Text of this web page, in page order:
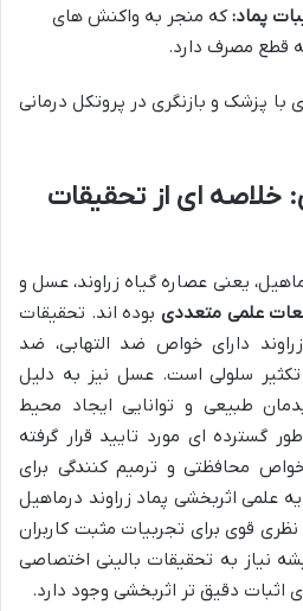
پماد: که منجر به واکنش های
قطع مصرف دارد.
با پزشک و بازنگری در پروتکل درمانی
خلاصه ای از تحقیقات
یعنی عصاره گیاه زراوند، عسل و
علمی متعددی بوده اند. تحقیقات
دارای خواص ضد التهابی، ضد
تکثیر سلولی است. عسل نیز به دلیل
طبیعی و توانایی ایجاد محیط
گسترده ای مورد تایید قرار گرفته
محافظتی و ترمیم کنندگی برای
علمی اثربخشی پماد زراوند درماهیل
قوی برای تجربیات مثبت کاربران
نیاز به تحقیقات بالینی اختصاصی
اثبات دقیق تر اثربخشی وجود دارد.